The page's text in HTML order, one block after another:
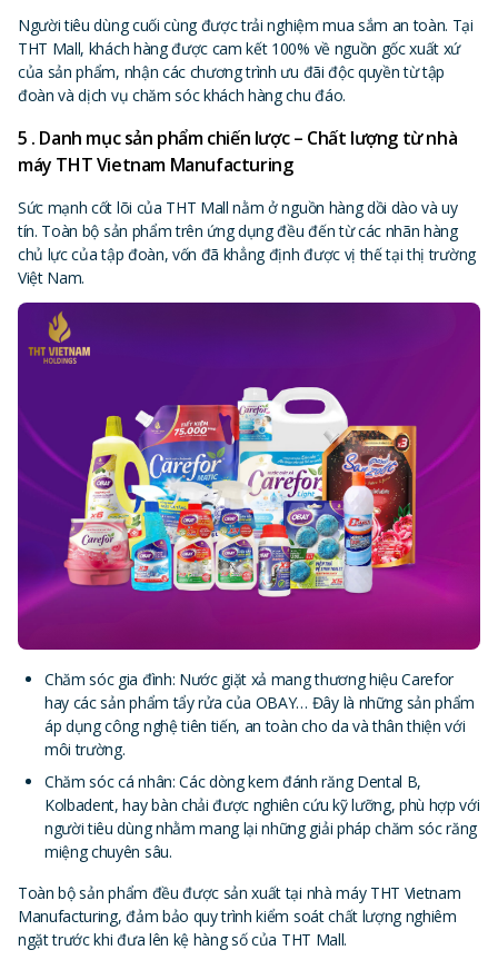
Người tiêu dùng cuối cùng được trải nghiệm mua sắm an toàn. Tại
THT Mall, khách hàng được cam kết 100% về nguồn gốc xuất xứ
của sản phẩm, nhận các chương trình ưu đãi độc quyền từ tập
đoàn và dịch vụ chăm sóc khách hàng chu đáo.
5 . Danh mục sản phẩm chiến lược – Chất lượng từ nhà
máy THT Vietnam Manufacturing
Sức mạnh cốt lõi của THT Mall nằm ở nguồn hàng dồi dào và uy
tín. Toàn bộ sản phẩm trên ứng dụng đều đến từ các nhãn hàng
chủ lực của tập đoàn, vốn đã khẳng định được vị thế tại thị trường
Việt Nam.
Chăm sóc gia đình: Nước giặt xả mang thương hiệu Carefor
hay các sản phẩm tẩy rửa của OBAY… Đây là những sản phẩm
áp dụng công nghệ tiên tiến, an toàn cho da và thân thiện với
môi trường.
Chăm sóc cá nhân: Các dòng kem đánh răng Dental B,
Kolbadent, hay bàn chải được nghiên cứu kỹ lưỡng, phù hợp với
người tiêu dùng nhằm mang lại những giải pháp chăm sóc răng
miệng chuyên sâu.
Toàn bộ sản phẩm đều được sản xuất tại nhà máy THT Vietnam
Manufacturing, đảm bảo quy trình kiểm soát chất lượng nghiêm
ngặt trước khi đưa lên kệ hàng số của THT Mall.